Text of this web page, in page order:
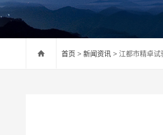
首页 > 新闻资讯 > 江都市精卓试